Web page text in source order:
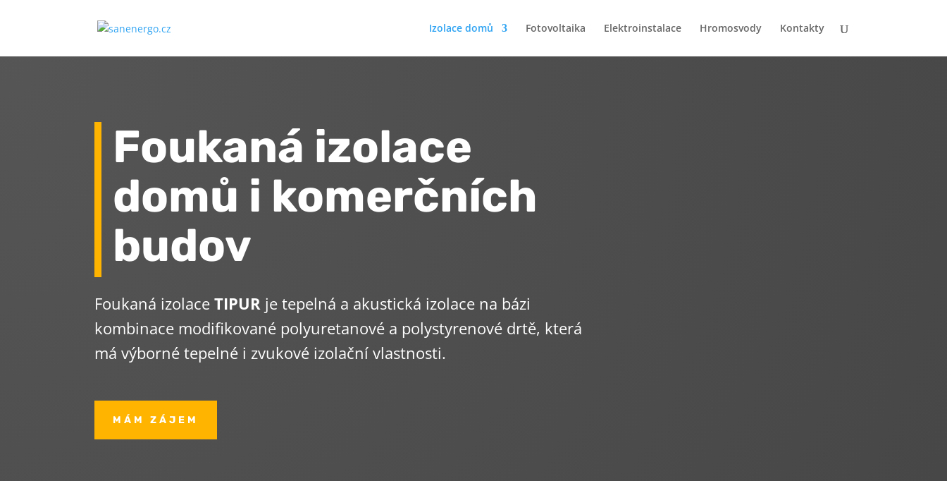
Izolace domů Fotovoltaika Elektroinstalace Hromosvody Kontakty
Foukaná izolace
domů i komerčních
budov
Foukaná izolaceTIPUR je tepelná a akustická izolace na bázi
kombinace modifikované polyuretanové a polystyrenové drtě, která
má výborné tepelné i zvukové izolační vlastnosti.
MÁM ZÁJEM